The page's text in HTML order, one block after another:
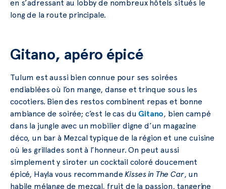
en s’adressant au lobby de nombreux hôtels situés le
long de la route principale.
Gitano, apéro épicé
Tulum est aussi bien connue pour ses soirées
endiablées où l’on mange, danse et trinque sous les
cocotiers. Bien des restos combinent repas et bonne
ambiance de soirée; c’est le cas du Gitano, bien campé
dans la jungle avec un mobilier digne d’un magazine
déco, un bar à Mezcal typique de la région et une cuisine
où les grillades sont à l’honneur. On peut aussi
simplement y siroter un cocktail coloré doucement
épicé, Hayla vous recommandeKisses in The Car, un
habile mélange de mezcal, fruit de la passion, tangerine